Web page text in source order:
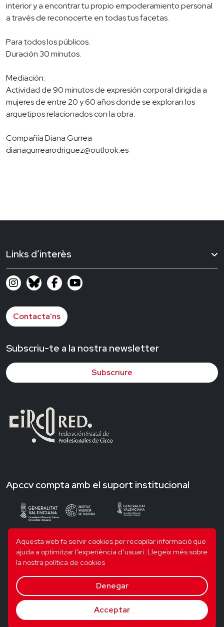
Aquesta web fa servir cookies per recopilar informació que
ajuda a optimitzar l’experiència d’usuari. Llegeix més sobre
la nostra política de cookies
Denegar
Acceptar
interior y a encontrar tu propio empoderamiento personal
a través de reconocerte en todas tus facetas.
Para todos los públicos.
Duración 30 minutos.
Mediación:
Actividad de 90 minutos de expresión corporal dirigida a
mujeres de entre 20 y 60 años donde se exploran los
arquetipos relacionados con la obra.
Compañía Diana Gurrea
dianagurrearodriguez@outlook.es
Links d’interès
Contacta’ns
Subscriu-te a la nostra newsletter
Subscriure
Apccv compta amb el suport institucional